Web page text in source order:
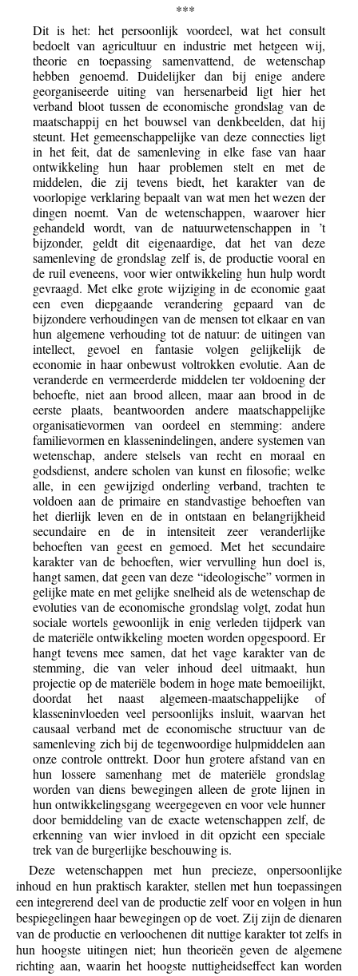
***
Dit is het: het persoonlijk voordeel, wat het consult
bedoelt van agricultuur en industrie met hetgeen wij,
theorie en toepassing samenvattend, de wetenschap
hebben genoemd. Duidelijker dan bij enige andere
georganiseerde uiting van hersenarbeid ligt hier het
verband bloot tussen de economische grondslag van de
maatschappij en het bouwsel van denkbeelden, dat hij
steunt. Het gemeenschappelijke van deze connecties ligt
in het feit, dat de samenleving in elke fase van haar
ontwikkeling hun haar problemen stelt en met de
middelen, die zij tevens biedt, het karakter van de
voorlopige verklaring bepaalt van wat men het wezen der
dingen noemt. Van de wetenschappen, waarover hier
gehandeld wordt, van de natuurwetenschappen in ’t
bijzonder, geldt dit eigenaardige, dat het van deze
samenleving de grondslag zelf is, de productie vooral en
de ruil eveneens, voor wier ontwikkeling hun hulp wordt
gevraagd. Met elke grote wijziging in de economie gaat
een even diepgaande verandering gepaard van de
bijzondere verhoudingen van de mensen tot elkaar en van
hun algemene verhouding tot de natuur: de uitingen van
intellect, gevoel en fantasie volgen gelijkelijk de
economie in haar onbewust voltrokken evolutie. Aan de
veranderde en vermeerderde middelen ter voldoening der
behoefte, niet aan brood alleen, maar aan brood in de
eerste plaats, beantwoorden andere maatschappelijke
organisatievormen van oordeel en stemming: andere
familievormen en klassenindelingen, andere systemen van
wetenschap, andere stelsels van recht en moraal en
godsdienst, andere scholen van kunst en filosofie; welke
alle, in een gewijzigd onderling verband, trachten te
voldoen aan de primaire en standvastige behoeften van
het dierlijk leven en de in ontstaan en belangrijkheid
secundaire en de in intensiteit zeer veranderlijke
behoeften van geest en gemoed. Met het secundaire
karakter van de behoeften, wier vervulling hun doel is,
hangt samen, dat geen van deze “ideologische” vormen in
gelijke mate en met gelijke snelheid als de wetenschap de
evoluties van de economische grondslag volgt, zodat hun
sociale wortels gewoonlijk in enig verleden tijdperk van
de materiële ontwikkeling moeten worden opgespoord. Er
hangt tevens mee samen, dat het vage karakter van de
stemming, die van veler inhoud deel uitmaakt, hun
projectie op de materiële bodem in hoge mate bemoeilijkt,
doordat het naast algemeen-maatschappelijke of
klasseninvloeden veel persoonlijks insluit, waarvan het
causaal verband met de economische structuur van de
samenleving zich bij de tegenwoordige hulpmiddelen aan
onze controle onttrekt. Door hun grotere afstand van en
hun lossere samenhang met de materiële grondslag
worden van diens bewegingen alleen de grote lijnen in
hun ontwikkelingsgang weergegeven en voor vele hunner
door bemiddeling van de exacte wetenschappen zelf, de
erkenning van wier invloed in dit opzicht een speciale
trek van de burgerlijke beschouwing is.
Deze wetenschappen met hun precieze, onpersoonlijke
inhoud en hun praktisch karakter, stellen met hun toepassingen
een integrerend deel van de productie zelf voor en volgen in hun
bespiegelingen haar bewegingen op de voet. Zij zijn de dienaren
van de productie en verloochenen dit nuttige karakter tot zelfs in
hun hoogste uitingen niet; hun theorieën geven de algemene
richting aan, waarin het hoogste nuttigheidseffect kan worden